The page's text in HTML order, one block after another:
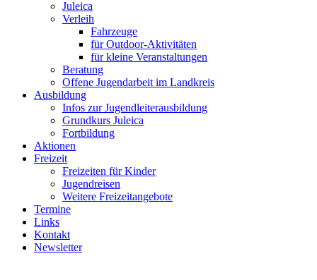
Juleica
Verleih
Fahrzeuge
für Outdoor-Aktivitäten
für kleine Veranstaltungen
Beratung
Offene Jugendarbeit im Landkreis
Ausbildung
Infos zur Jugendleiterausbildung
Grundkurs Juleica
Fortbildung
Aktionen
Freizeit
Freizeiten für Kinder
Jugendreisen
Weitere Freizeitangebote
Termine
Links
Kontakt
Newsletter